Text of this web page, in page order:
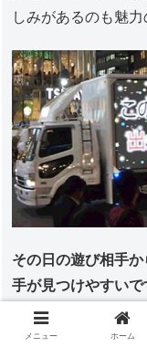
しみがあるのも魅力
その日の遊び相手
手が見つけやすいで
い系初心者にも安
メニュー ホーム